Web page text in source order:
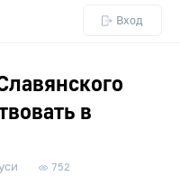
Вход
в
752